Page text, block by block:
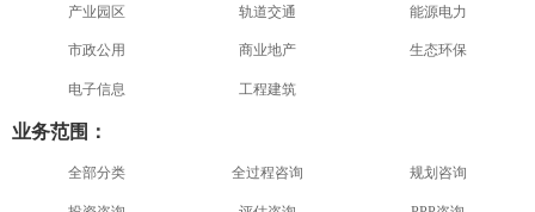
产业园区 轨道交通 能源电力
市政公用 商业地产 生态环保
电子信息 工程建筑
业务范围：
全部分类 全过程咨询 规划咨询